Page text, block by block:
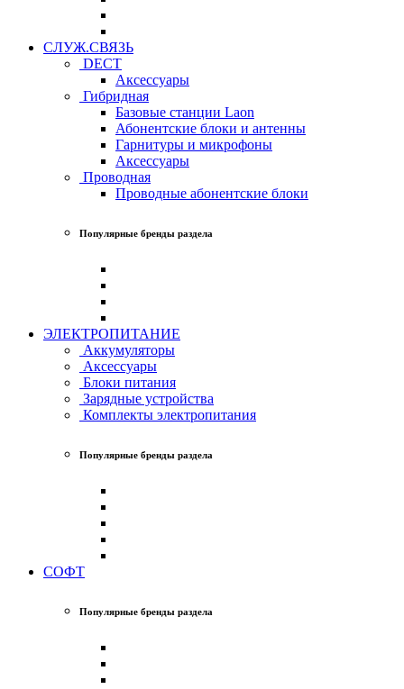
СЛУЖ.СВЯЗЬ
DECT
Аксессуары
Гибридная
Базовые станции Laon
Абонентские блоки и антенны
Гарнитуры и микрофоны
Аксессуары
Проводная
Проводные абонентские блоки
Популярные бренды раздела
ЭЛЕКТРОПИТАНИЕ
Аккумуляторы
Аксессуары
Блоки питания
Зарядные устройства
Комплекты электропитания
Популярные бренды раздела
СОФТ
Популярные бренды раздела